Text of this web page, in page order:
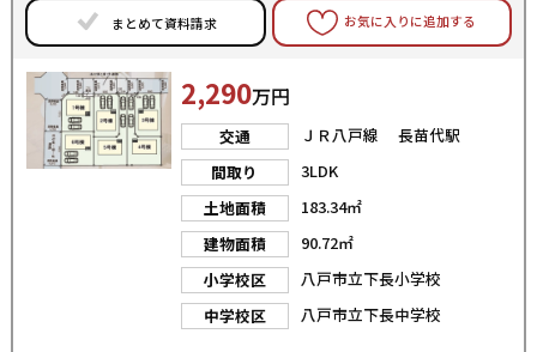
まとめて資料請求 お気に入りに追加する
2,290万円
交通
ＪＲ八戸線 長苗代駅
間取り
3LDK
土地面積
183.34㎡
建物面積
90.72㎡
小学校区
八戸市立下長小学校
中学校区
八戸市立下長中学校